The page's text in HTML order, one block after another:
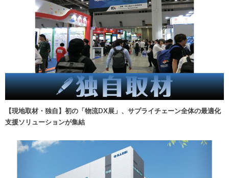
【現地取材・独自】初の「物流DX展」、サプライチェーン全体の最適化
支援ソリューションが集結